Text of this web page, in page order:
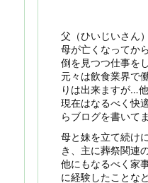
父（ひいじいさん
母が亡くなってか
倒を見つつ仕事を
元々は飲食業界で
りは出来ますが…
現在はなるべく快
らブログを書いてま
母と妹を立て続け
き、主に葬祭関連
他にもなるべく家
に経験したことな